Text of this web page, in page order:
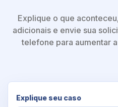
Explique o que
adicionais e envie sua
telefone para aumentar
Explique seu caso